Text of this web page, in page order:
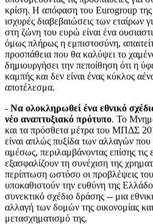
κρίση. Η απόφαση του Eurogroup της
ισχυρές διαβεβαιώσεις των εταίρων
στη ζώνη του ευρώ είναι ένα
όμως πλήρως η εμπιστοσύνη,
προσπάθεια που θα καλύψει το
δημιουργήσει την πεποίθηση ότι η
καμπής και δεν είναι ένας κύκλος
αποτέλεσμα.
- Να ολοκληρωθεί ένα εθνικό
νέο αναπτυξιακό πρότυπο. Το
και τα πρόσθετα μέτρα του ΜΠΔΣ
είναι απλώς πυξίδα των αλλαγών
αμέσως, περιλαμβάνοντας επίσης τις
εξασφαλίζουν τη συνέχιση της
περίπτωση ωστόσο οι προβλέψεις
υποκαθιστούν την ευθύνη της
συνεκτικό σχέδιο δράσης -- μια
αλλαγή των δομών της οικονομίας
μετασχηματισμό της.